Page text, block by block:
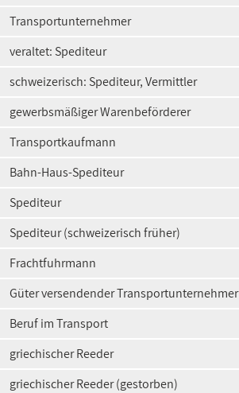
Transportunternehmer
veraltet: Spediteur
schweizerisch: Spediteur, Vermittler
gewerbsmäßiger Warenbeförderer
Transportkaufmann
Bahn-Haus-Spediteur
Spediteur
Spediteur (schweizerisch früher)
Frachtfuhrmann
Güter versendender Transportunternehmer
Beruf im Transport
griechischer Reeder
griechischer Reeder (gestorben)